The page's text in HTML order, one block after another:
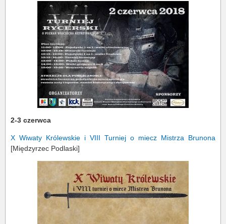
2-3 czerwca
X Wiwaty Królewskie i VIII Turniej o miecz Mistrza Brunona
[Międzyrzec Podlaski]